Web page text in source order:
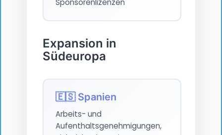
Sponsorenlizenzen
Expansion in
Südeuropa
🇪🇸 Spanien
Arbeits- und
Aufenthaltsgenehmigungen,